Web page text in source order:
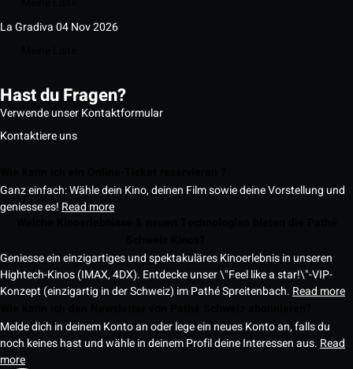
La Gradiva04 Nov 2026
Hast du Fragen?
Verwende unser Kontaktformular
Kontaktiere uns
Ganz einfach: Wähle dein Kino, deinen Film sowie deine Vorstellung und
geniesse es! Read more
Geniesse ein einzigartiges und spektakuläres Kinoerlebnis in unseren
Hightech-Kinos (IMAX, 4DX). Entdecke unser \"Feel like a star!\"-VIP-
Konzept (einzigartig in der Schweiz) im Pathé Spreitenbach. Read more
Melde dich in deinem Konto an oder lege ein neues Konto an, falls du
noch keines hast und wähle in deinem Profil deine Interessen aus. Read
more